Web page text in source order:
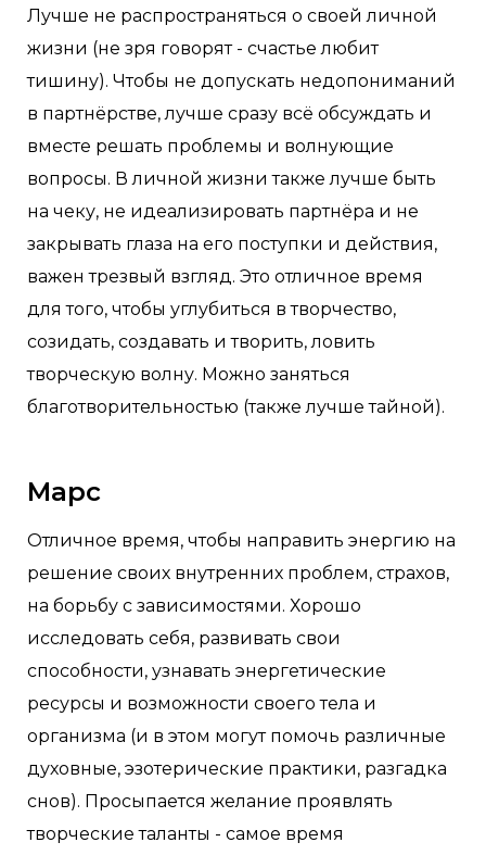
Лучше не распространяться о своей личной
жизни (не зря говорят - счастье любит
тишину). Чтобы не допускать недопониманий
в партнёрстве, лучше сразу всё обсуждать и
вместе решать проблемы и волнующие
вопросы. В личной жизни также лучше быть
на чеку, не идеализировать партнёра и не
закрывать глаза на его поступки и действия,
важен трезвый взгляд. Это отличное время
для того, чтобы углубиться в творчество,
созидать, создавать и творить, ловить
творческую волну. Можно заняться
благотворительностью (также лучше тайной).
Марс
Отличное время, чтобы направить энергию на
решение своих внутренних проблем, страхов,
на борьбу с зависимостями. Хорошо
исследовать себя, развивать свои
способности, узнавать энергетические
ресурсы и возможности своего тела и
организма (и в этом могут помочь различные
духовные, эзотерические практики, разгадка
снов). Просыпается желание проявлять
творческие таланты - самое время